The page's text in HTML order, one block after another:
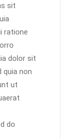
sit
ratione
dolor sit
quia non
ut
do